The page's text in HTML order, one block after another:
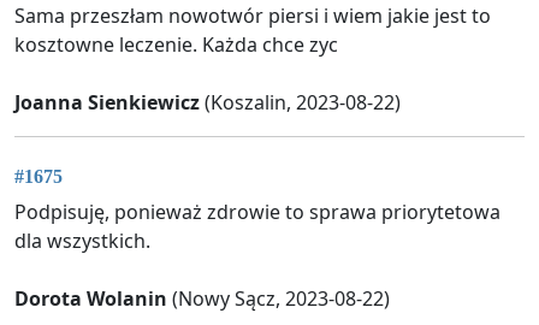
Sama przeszłam nowotwór piersi i wiem jakie jest to
kosztowne leczenie. Każda chce zyc
Joanna Sienkiewicz(Koszalin, 2023-08-22)
#1675
Podpisuję, ponieważ zdrowie to sprawa priorytetowa
dla wszystkich.
Dorota Wolanin (Nowy Sącz, 2023-08-22)